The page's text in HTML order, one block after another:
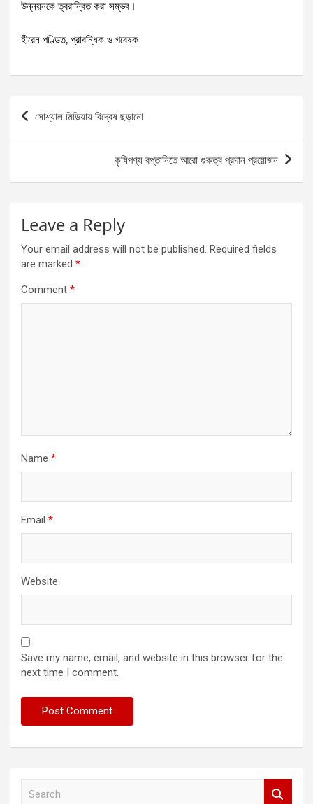
উন্নয়নকে ত্বরান্বিত করা সম্ভব।
হীরেন পণ্ডিত, প্রাবন্ধিক ও গবেষক
Post
navigation
সোশ্যাল মিডিয়ায় বিদ্বেষ ছড়ানো
কৃষিপণ্য রপ্তানিতে আরো গুরুত্ব প্রদান প্রয়োজন
Leave a Reply
Your email address will not be published. Required fields
are marked *
Comment *
Name *
Email *
Website
Save my name, email, and website in this browser for the
next time I comment.